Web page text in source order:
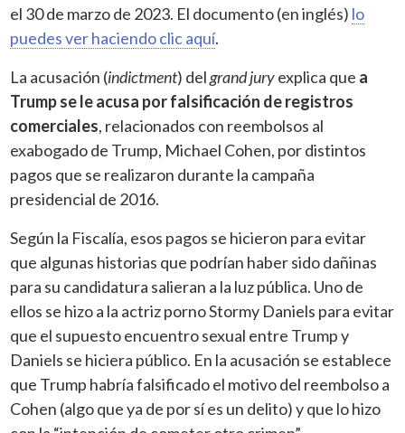
el 30 de marzo de 2023. El documento (en inglés) lo
puedes ver haciendo clic aquí.
La acusación (indictment) delgrand juryexplica que a
Trump se le acusa por falsificación de registros
comerciales, relacionados con reembolsos al
exabogado de Trump, Michael Cohen, por distintos
pagos que se realizaron durante la campaña
presidencial de 2016.
Según la Fiscalía, esos pagos se hicieron para evitar
que algunas historias que podrían haber sido dañinas
para su candidatura salieran a la luz pública. Uno de
ellos se hizo a la actriz porno Stormy Daniels para evitar
que el supuesto encuentro sexual entre Trump y
Daniels se hiciera público. En la acusación se establece
que Trump habría falsificado el motivo del reembolso a
Cohen (algo que ya de por sí es un delito) y que lo hizo